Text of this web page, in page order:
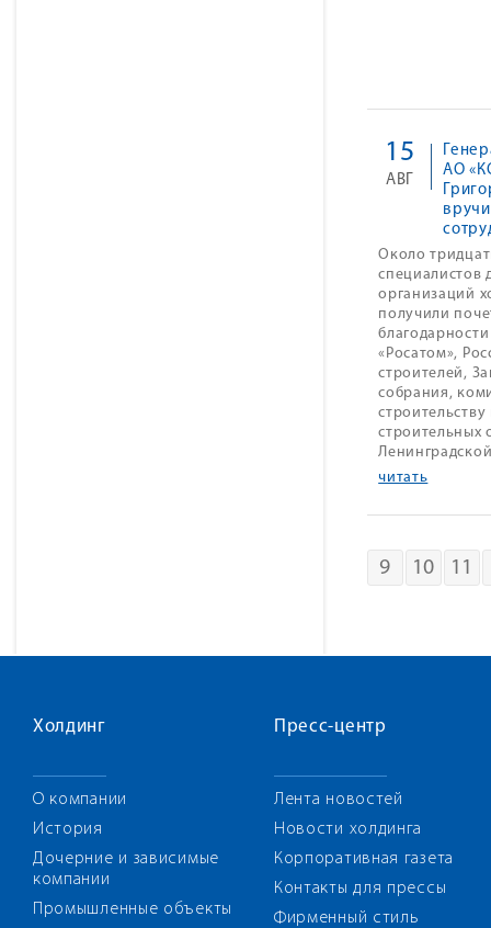
АО
15
АВГ
Около
специалистов
организаций
получили
«Росатом»,
строителей,
собрания,
строительных
читать
9 10 11
Холдинг
О компании
История
Дочерние и зависимые
компании
Промышленные объекты
Пресс-центр
Лента новостей
Новости холдинга
Корпоративная газета
Контакты для прессы
Фирменный стиль